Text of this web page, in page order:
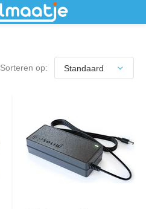
Sorteren op: